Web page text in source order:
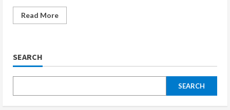
Read MoreRead
more
SEARCH
SEARCH